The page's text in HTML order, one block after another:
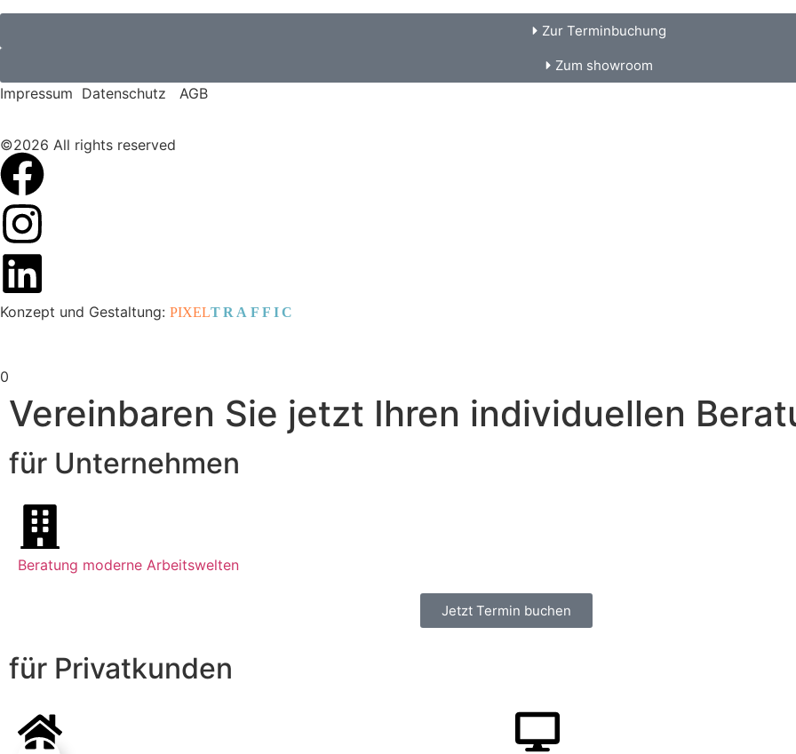
Planung und Einrichtung
Open Space Büro
Bürokonzepte
Zur Terminbuchung
Zum showroom
Impressum Datenschutz AGB
©2026 All rights reserved
Konzept und Gestaltung: PIXELTRAFFIC
0
Vereinbaren Sie jetzt Ihren individuellen
für Unternehmen
Beratung moderne Arbeitswelten
Jetzt Termin buchen
für Privatkunden